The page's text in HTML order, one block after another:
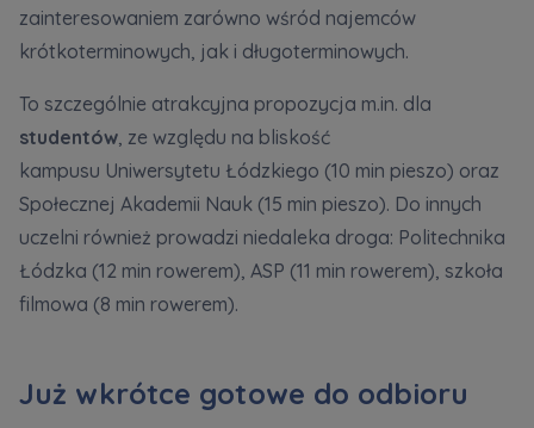
zainteresowaniem zarówno wśród najemców
krótkoterminowych, jak i długoterminowych.
To szczególnie atrakcyjna propozycja m.in. dla
studentów, ze względu na bliskość
kampusu Uniwersytetu Łódzkiego (10 min pieszo) oraz
Społecznej Akademii Nauk (15 min pieszo). Do innych
uczelni również prowadzi niedaleka droga: Politechnika
Łódzka (12 min rowerem), ASP (11 min rowerem), szkoła
filmowa (8 min rowerem).
Już wkrótce gotowe do odbioru